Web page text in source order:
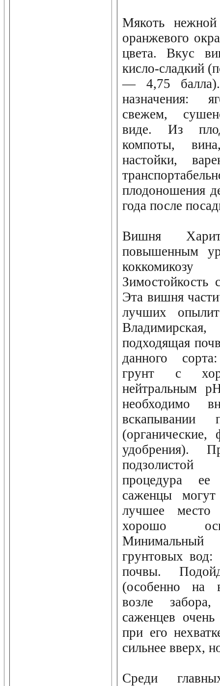
Мякоть нежной
оранжевого
цвета. Вкус
кисло-сладкий
— 4,75 балла).
назначения:
свежем,
виде. Из
компоты,
настойки,
плодоношения
года после
Вишня
повышенным
Зимостойкость
Эта вишня
лучших
подходящая
данного
грунт с
нейтральным
необходимо
вскапывании
удобрения).
процедура ее
саженцы
лучшее
хорошо
грунтовых
почвы.
(особенно на
возле
саженцев
при его
сильнее вверх,
Среди